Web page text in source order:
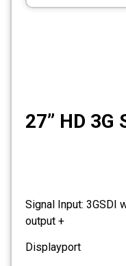
27” HD 3G
Signal Input: 3GSDI
output +
Displayport